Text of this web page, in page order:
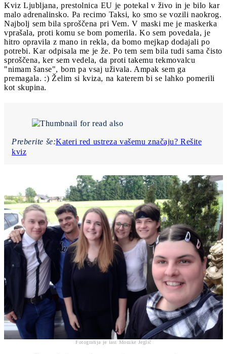
Kviz Ljubljana, prestolnica EU je potekal v živo in je bilo kar
malo adrenalinsko. Pa recimo Taksi, ko smo se vozili naokrog.
Najbolj sem bila sproščena pri Vem. V maski me je maskerka
vprašala, proti komu se bom pomerila. Ko sem povedala, je
hitro opravila z mano in rekla, da bomo mejkap dodajali po
potrebi. Kar odpisala me je že. Po tem sem bila tudi sama čisto
sproščena, ker sem vedela, da proti takemu tekmovalcu
"nimam šanse", bom pa vsaj uživala. Ampak sem ga
premagala. :) Želim si kviza, na katerem bi se lahko pomerili
kot skupina.
Preberite še:Kateri red ustreza vašemu značaju? Rešite
kviz
Fotografija je last Monike Jeglič